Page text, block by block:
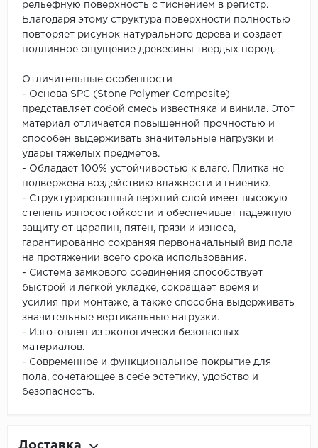
рельефную поверхность с тиснением в регистр.
Благодаря этому структура поверхности полностью
повторяет рисунок натурального дерева и создает
подлинное ощущение древесины твердых пород.
Отличительные особенности
- Основа SPC (Stone Polymer Composite)
представляет собой смесь известняка и винила. Этот
материал отличается повышенной прочностью и
способен выдерживать значительные нагрузки и
удары тяжелых предметов.
- Обладает 100% устойчивостью к влаге. Плитка не
подвержена воздействию влажности и гниению.
- Структурированный верхний слой имеет высокую
степень износостойкости и обеспечивает надежную
защиту от царапин, пятен, грязи и износа,
гарантированно сохраняя первоначальный вид пола
на протяжении всего срока использования.
- Система замкового соединения способствует
быстрой и легкой укладке, сокращает время и
усилия при монтаже, а также способна выдерживать
значительные вертикальные нагрузки.
- Изготовлен из экологически безопасных
материалов.
- Современное и функциональное покрытие для
пола, сочетающее в себе эстетику, удобство и
безопасность.